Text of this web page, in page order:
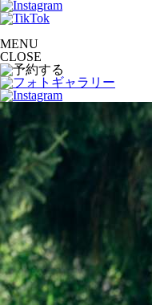
MENU
CLOSE